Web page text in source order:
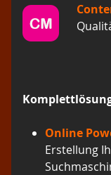
Online
Erstellung